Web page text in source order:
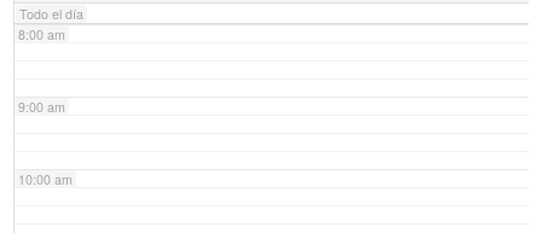
Todo el día
8:00 am
9:00 am
10:00 am